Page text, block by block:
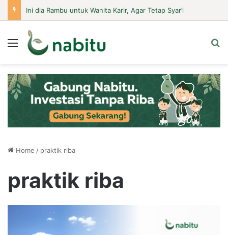
Menu
Home / praktik riba
praktik riba